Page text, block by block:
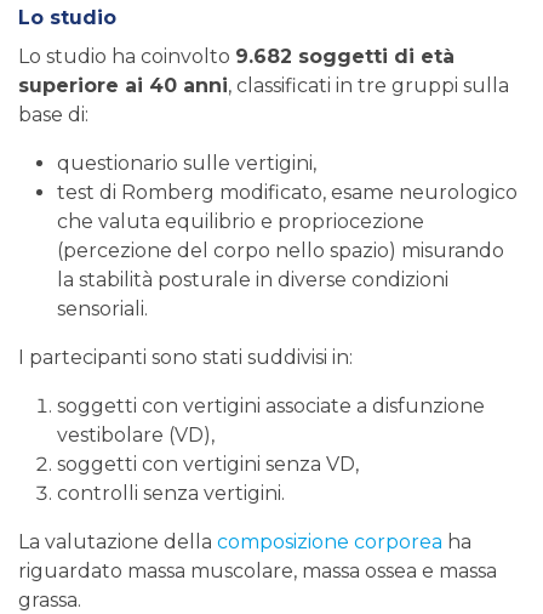
Lo studio
Lo studio ha coinvolto 9.682 soggetti di età
superiore ai 40 anni, classificati in tre gruppi sulla
base di:
questionario sulle vertigini,
test di Romberg modificato, esame neurologico
che valuta equilibrio e propriocezione
(percezione del corpo nello spazio) misurando
la stabilità posturale in diverse condizioni
sensoriali.
I partecipanti sono stati suddivisi in:
soggetti con vertigini associate a disfunzione
vestibolare (VD),
soggetti con vertigini senza VD,
controlli senza vertigini.
La valutazione della composizione corporea ha
riguardato massa muscolare, massa ossea e massa
grassa.